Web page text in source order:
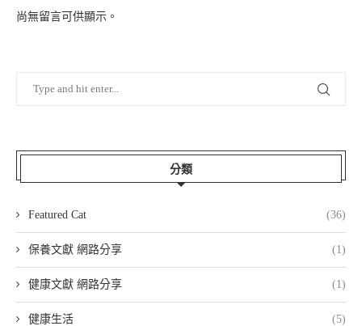
尚無留言可供顯示。
分類
Featured Cat (36)
保養文獻 網路分享 (1)
健康文獻 網路分享 (1)
健康生活 (5)